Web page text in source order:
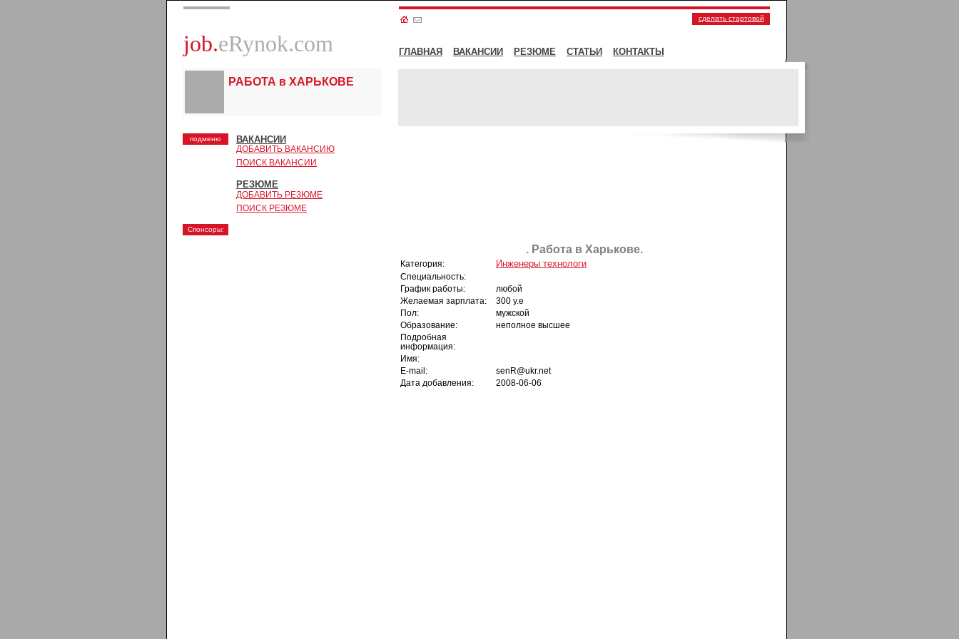
job.eRynok.com
сделать стартовой
ГЛАВНАЯ ВАКАНСИИ РЕЗЮМЕ СТАТЬИ КОНТАКТЫ
РАБОТА в ХАРЬКОВЕ
подменю ВАКАНСИИ
ДОБАВИТЬ ВАКАНСИЮ
ПОИСК ВАКАНСИИ
РЕЗЮМЕ
ДОБАВИТЬ РЕЗЮМЕ
ПОИСК РЕЗЮМЕ
Спонсоры:
. Работа в Харькове.
Категория: Инженеры технологи
Специальность:
График работы:
любой
Желаемая зарплата:
300 у.е
Пол:
мужской
Образование:
неполное высшее
Подробная
информация:
Имя:
E-mail:
senR@ukr.net
Дата добавления:
2008-06-06